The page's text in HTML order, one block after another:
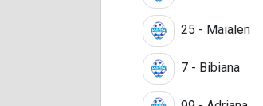
25 - Maialen
7 - Bibiana